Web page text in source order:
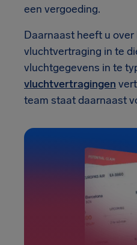
een vergoeding.
Daarnaast heeft u
vluchtvertraging in te
vluchtgegevens in te
vluchtvertragingen
team staat daarnaast